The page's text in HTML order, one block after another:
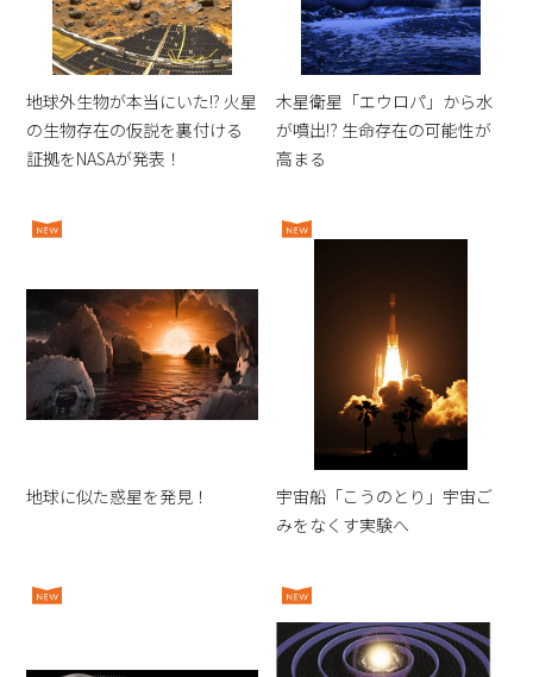
地球外生物が本当にいた!? 火星
の生物存在の仮説を裏付ける
証拠をNASAが発表！
木星衛星「エウロパ」から水
が噴出⁉︎ 生命存在の可能性が
高まる
地球に似た惑星を発見！
宇宙船「こうのとり」宇宙ご
みをなくす実験へ